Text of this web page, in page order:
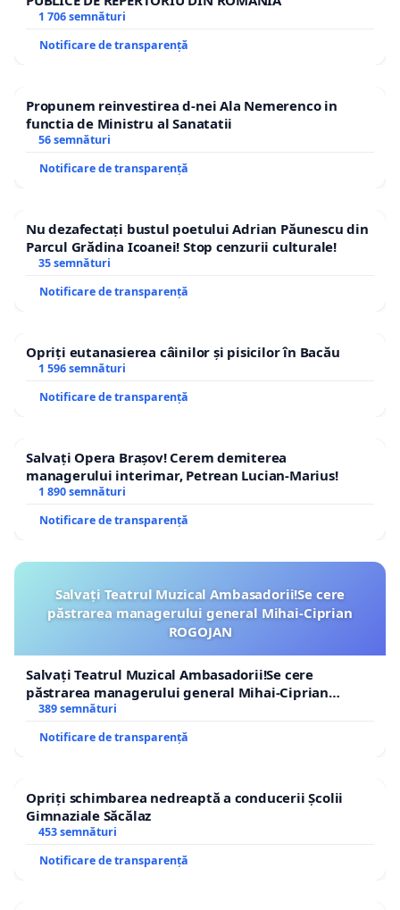
1 706 semnături
Notificare de transparență
Propunem reinvestirea d-nei Ala Nemerenco in
functia de Ministru al Sanatatii
56 semnături
Notificare de transparență
Nu dezafectați bustul poetului Adrian Păunescu din
Parcul Grădina Icoanei! Stop cenzurii culturale!
35 semnături
Notificare de transparență
Opriți eutanasierea câinilor și pisicilor în Bacău
1 596 semnături
Notificare de transparență
Salvați Opera Brașov! Cerem demiterea
managerului interimar, Petrean Lucian-Marius!
1 890 semnături
Notificare de transparență
Salvați Teatrul Muzical Ambasadorii!Se cere
păstrarea managerului general Mihai-Ciprian
ROGOJAN
Salvați Teatrul Muzical Ambasadorii!Se cere
păstrarea managerului general Mihai-Ciprian
ROGOJAN
389 semnături
Notificare de transparență
Opriți schimbarea nedreaptă a conducerii Școlii
Gimnaziale Săcălaz
453 semnături
Notificare de transparență